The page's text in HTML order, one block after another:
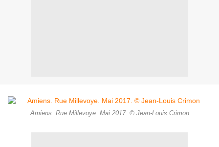
Amiens. Rue Millevoye. Mai 2017. © Jean-Louis Crimon